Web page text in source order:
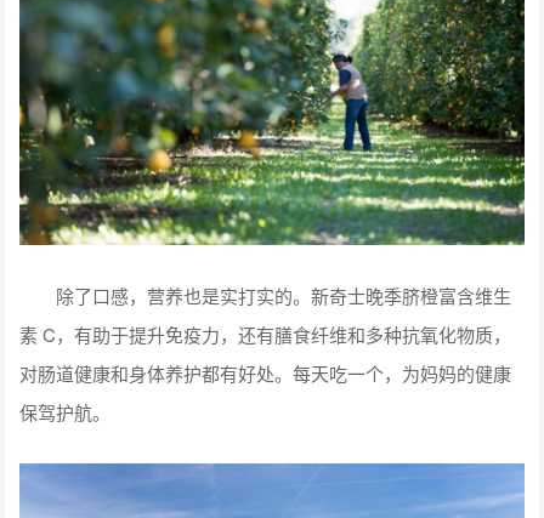
除了口感，营养也是实打实的。新奇士晚季脐橙富含维生
素 C，有助于提升免疫力，还有膳食纤维和多种抗氧化物质，
对肠道健康和身体养护都有好处。每天吃一个，为妈妈的健康
保驾护航。